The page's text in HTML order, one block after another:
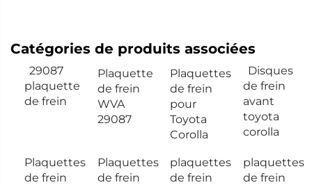
Catégories de produits associées
29087
plaquette
de frein
Plaquette
de frein
WVA
29087
Plaquettes
de frein
pour
Toyota
Corolla
Disques
de frein
avant
toyota
corolla
Plaquettes
de frein
Plaquettes
de frein
plaquettes
de frein
plaquettes
de frein